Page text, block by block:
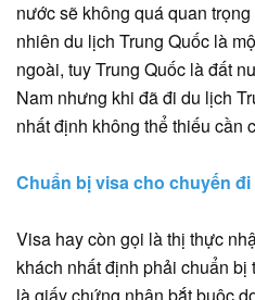
nước sẽ không quá quan
nhiên du lịch Trung Quốc là
ngoài, tuy Trung Quốc là đất
Nam nhưng khi đã đi du lịch
nhất định không thể thiếu cần
Chuẩn bị visa cho chuyến đi
Visa hay còn gọi là thị thực
khách nhất định phải chuẩn
là giấy chứng nhận bắt buộc